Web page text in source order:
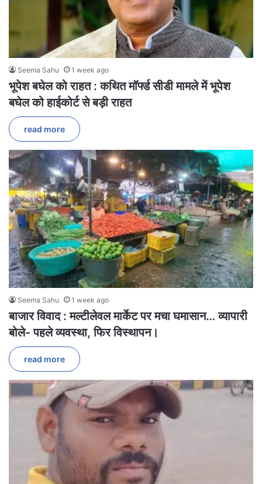
Seema Sahu 1 week ago
भूपेश बघेल को राहत : कथित मॉर्फ्ड सीडी मामले में भूपेश
बघेल को हाईकोर्ट से बड़ी राहत
read more
Seema Sahu 1 week ago
बाजार विवाद : मल्टीलेवल मार्केट पर मचा घमासान… व्यापारी
बोले- पहले व्यवस्था, फिर विस्थापन।
read more